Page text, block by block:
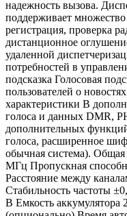
надежность вызова.
поддерживает
регистрация, проверка
дистанционное
удаленной
потребностей в
подсказка Голосовая
пользователей о
характеристики В
голоса и данных DMR,
дополнительных
голоса, расширенное
обычная система).
МГц Пропускная
Расстояние между
Стабильность частоты
В Емкость